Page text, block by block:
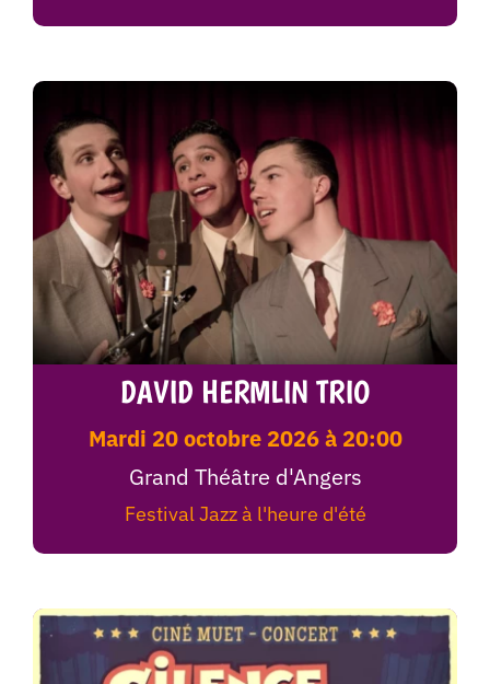
DAVID HERMLIN TRIO
mardi 20 octobre 2026 à 20:00
Grand Théâtre d'Angers
Festival Jazz à l'heure d'été